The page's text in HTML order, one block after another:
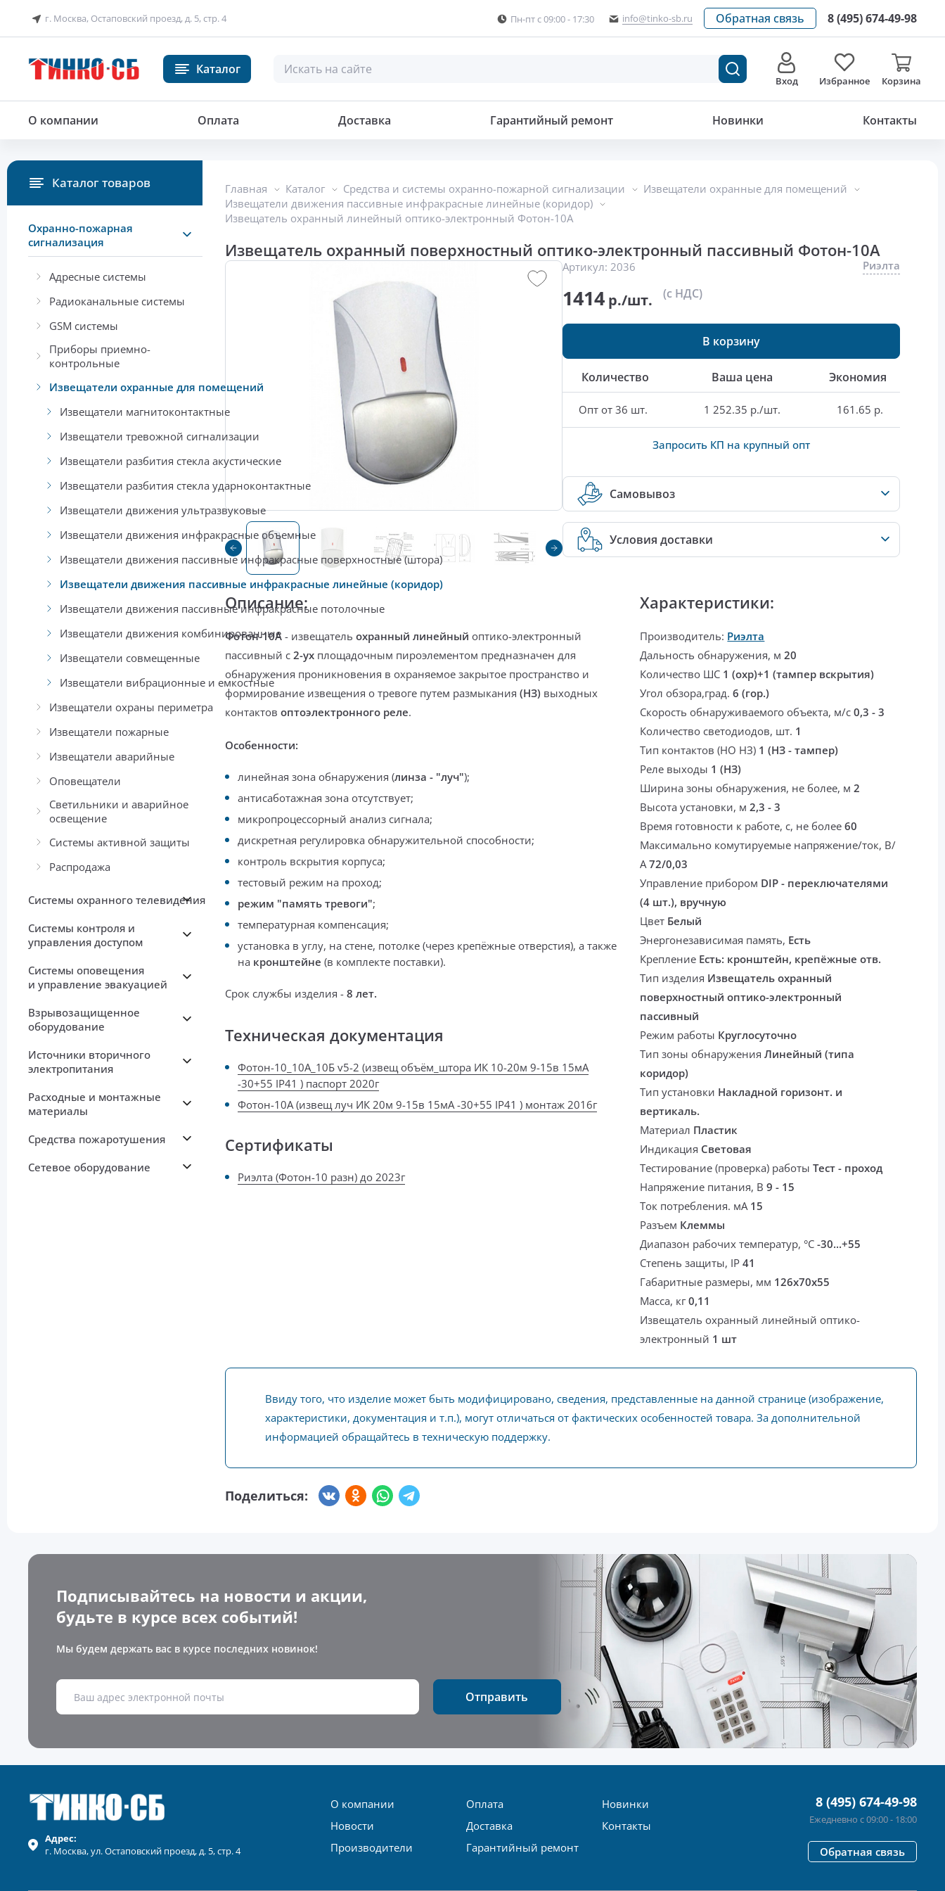
г. Москва, Остаповский проезд, д. 5, стр. 4 Пн-пт с 09:00 - 17:30 info@tinko-sb.ru Обратная связь 8 (495) 674-49-98
Каталог
Вход Избранное Корзина
О компании Оплата Доставка Гарантийный ремонт Новинки Контакты
Главная Каталог Средства и системы охранно-пожарной сигнализации
Извещатели охранные для помещений
Извещатели движения пассивные инфракрасные линейные (коридор)
Извещатель охранный линейный оптико-электронный Фотон-10А
Извещатель охранный поверхностный оптико-электронный пассивный Фотон-10А
Артикул: 2036 Риэлта
1414 р./шт. (с НДС)
В корзину
Количество Ваша цена Экономия
Опт от 36 шт. 1 252.35 р./шт. 161.65 р.
Запросить КП на крупный опт
Самовывоз
Условия доставки
Характеристики:
Производитель: Риэлта
Дальность обнаружения, м20
Количество ШС 1 (охр)+1 (тампер вскрытия)
Угол обзора,град.6 (гор.)
Скорость обнаруживаемого объекта, м/с0,3 - 3
Количество светодиодов, шт. 1
Тип контактов (НО НЗ) 1 (НЗ - тампер)
Реле выходы 1 (НЗ)
Ширина зоны обнаружения, не более, м2
Высота установки, м2,3 - 3
Время готовности к работе, с, не более60
Максимально комутируемые напряжение/ток, В/
А72/0,03
Управление прибором DIP - переключателями
(4 шт.), вручную
Цвет Белый
Энергонезависимая память, Есть
Крепление Есть: кронштейн, крепёжные отв.
Тип изделия Извещатель охранный
поверхностный оптико-электронный
пассивный
Режим работы Круглосуточно
Тип зоны обнаруженияЛинейный (типа
коридор)
Тип установки Накладной горизонт. и
вертикаль.
Материал Пластик
Индикация Световая
Тестирование (проверка) работыТест - проход
Напряжение питания, В9 - 15
Ток потребления. мА 15
Разъем Клеммы
Диапазон рабочих температур, °С-30...+55
Степень защиты, IP41
Габаритные размеры, мм 126х70х55
Масса, кг0,11
Извещатель охранный линейный оптико-
электронный 1 шт
Описание:
Фотон-10А - извещатель охранный линейный оптико-электронный
пассивный с 2-ух площадочным пироэлементом предназначен для
обнаружения проникновения в охраняемое закрытое пространство и
формирование извещения о тревоге путем размыкания (НЗ) выходных
контактов оптоэлектронного реле.
Особенности:
линейная зона обнаружения (линза - "луч");
антисаботажная зона отсутствует;
микропроцессорный анализ сигнала;
дискретная регулировка обнаружительной способности;
контроль вскрытия корпуса;
тестовый режим на проход;
режим "память тревоги";
температурная компенсация;
установка в углу, на стене, потолке (через крепёжные отверстия), а также
на кронштейне (в комплекте поставки).
Срок службы изделия - 8 лет.
Техническая документация
Фотон-10_10А_10Б v5-2 (извещ объём_штора ИК 10-20м 9-15в 15мА
-30+55 IP41 ) паспорт 2020г
Фотон-10А (извещ луч ИК 20м 9-15в 15мА -30+55 IP41 ) монтаж 2016г
Сертификаты
Риэлта (Фотон-10 разн) до 2023г
Ввиду того, что изделие может быть модифицировано, сведения, представленные на данной странице (изображение,
характеристики, документация и т.п.), могут отличаться от фактических особенностей товара. За дополнительной
информацией обращайтесь в техническую поддержку.
Поделиться:
Каталог товаров
Охранно-пожарная
сигнализация
Адресные системы
Радиоканальные системы
GSM системы
Приборы приемно-
контрольные
Извещатели охранные для помещений
Извещатели магнитоконтактные
Извещатели тревожной сигнализации
Извещатели разбития стекла акустические
Извещатели разбития стекла ударноконтактные
Извещатели движения ультразвуковые
Извещатели движения инфракрасные объемные
Извещатели движения пассивные инфракрасные поверхностные (штора)
Извещатели движения пассивные инфракрасные линейные (коридор)
Извещатели движения пассивные инфракрасные потолочные
Извещатели движения комбинированные
Извещатели совмещенные
Извещатели вибрационные и емкостные
Извещатели охраны периметра
Извещатели пожарные
Извещатели аварийные
Оповещатели
Светильники и аварийное
освещение
Системы активной защиты
Распродажа
Системы охранного телевидения
Системы контроля и
управления доступом
Системы оповещения
и управление эвакуацией
Взрывозащищенное
оборудование
Источники вторичного
электропитания
Расходные и монтажные
материалы
Средства пожаротушения
Сетевое оборудование
1 414р./шт.
Подписывайтесь на новости и акции,
будьте в курсе всех событий!
Мы будем держать вас в курсе последних новинок!
Отправить
Адрес:
г. Москва, ул.Остаповский проезд, д. 5, стр. 4
О компании
Новости
Производители
Оплата
Доставка
Гарантийный ремонт
Новинки
Контакты
8 (495) 674-49-98
Ежедневно с 09:00 - 18:00
Обратная связь